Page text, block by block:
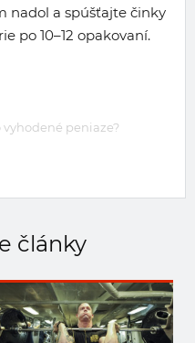
nadol a spúšťajte činky
po 10–12 opakovaní.
peniaze?
články